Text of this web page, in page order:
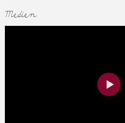
Medien